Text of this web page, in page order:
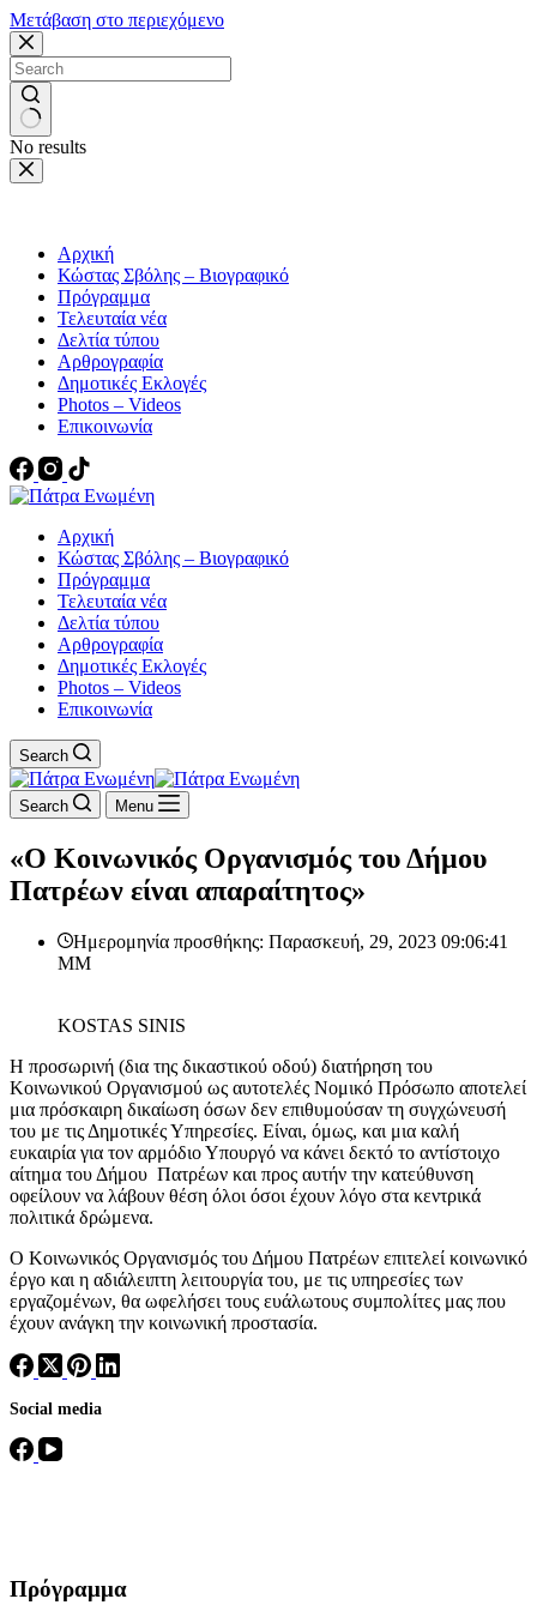
Μετάβαση στο περιεχόμενο
No results
Αρχική
Κώστας Σβόλης – Βιογραφικό
Πρόγραμμα
Τελευταία νέα
Δελτία τύπου
Αρθρογραφία
Δημοτικές Εκλογές
Photos – Videos
Επικοινωνία
Αρχική
Κώστας Σβόλης – Βιογραφικό
Πρόγραμμα
Τελευταία νέα
Δελτία τύπου
Αρθρογραφία
Δημοτικές Εκλογές
Photos – Videos
Επικοινωνία
Search
Search Menu
«Ο Κοινωνικός Οργανισμός του Δήμου
Πατρέων είναι απαραίτητος»
Ημερομηνία προσθήκης: Παρασκευή, 29, 2023 09:06:41
ΜΜ
KOSTAS SINIS
H προσωρινή (δια της δικαστικού οδού) διατήρηση του
Κοινωνικού Οργανισμού ως αυτοτελές Νομικό Πρόσωπο αποτελεί
μια πρόσκαιρη δικαίωση όσων δεν επιθυμούσαν τη συγχώνευσή
του με τις Δημοτικές Υπηρεσίες. Είναι, όμως, και μια καλή
ευκαιρία για τον αρμόδιο Υπουργό να κάνει δεκτό το αντίστοιχο
αίτημα του Δήμου Πατρέων και προς αυτήν την κατεύθυνση
οφείλουν να λάβουν θέση όλοι όσοι έχουν λόγο στα κεντρικά
πολιτικά δρώμενα.
Ο Κοινωνικός Οργανισμός του Δήμου Πατρέων επιτελεί κοινωνικό
έργο και η αδιάλειπτη λειτουργία του, με τις υπηρεσίες των
εργαζομένων, θα ωφελήσει τους ευάλωτους συμπολίτες μας που
έχουν ανάγκη την κοινωνική προστασία.
Social media
Πρόγραμμα